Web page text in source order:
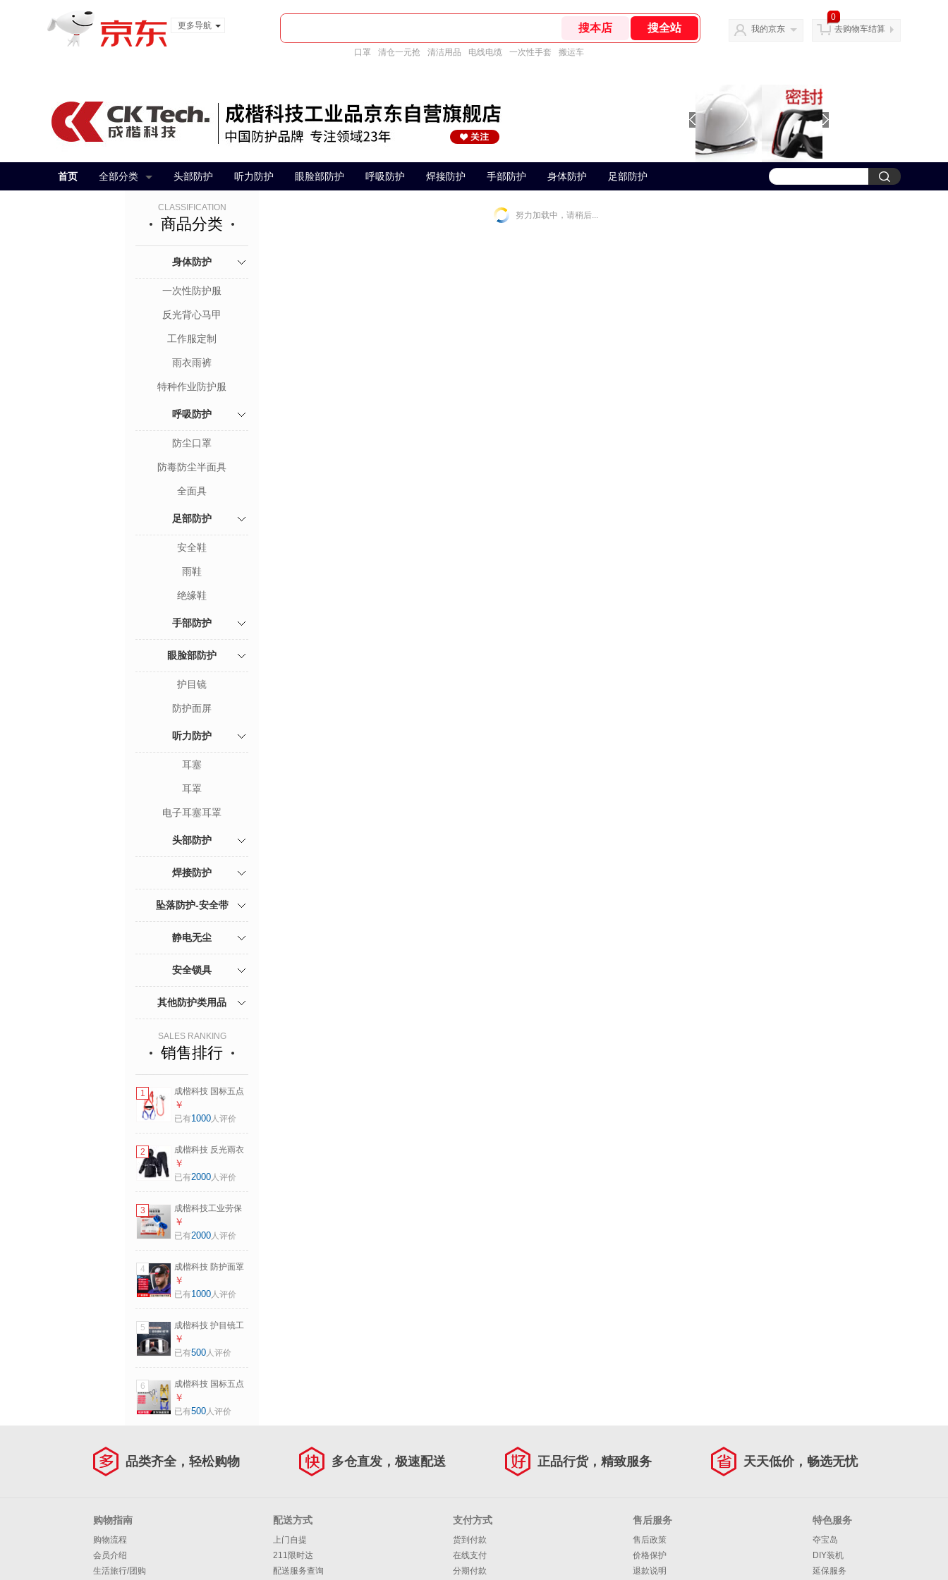
更多导航
口罩 清仓一元抢 清洁用品 电线电缆 一次性手套 搬运车
我的京东
0
去购物车结算
首页 全部分类 头部防护 听力防护 眼脸部防护 呼吸防护 焊接防护 手部防护 身体防护 足部防护
CLASSIFICATION
商品分类
身体防护
一次性防护服
反光背心马甲
工作服定制
雨衣雨裤
特种作业防护服
呼吸防护
防尘口罩
防毒防尘半面具
全面具
足部防护
安全鞋
雨鞋
绝缘鞋
手部防护
眼脸部防护
护目镜
防护面屏
听力防护
耳塞
耳罩
电子耳塞耳罩
头部防护
焊接防护
坠落防护-安全带
静电无尘
安全锁具
其他防护类用品
SALES RANKING
销售排行
1
成楷科技 国标五点
式安全带 高空作业
双大钩安全绳 CKB-
￥
已有1000人评价
2
成楷科技 反光雨衣
雨裤套装分体式 工
地双层防水劳保成
￥
已有2000人评价
3
成楷科技工业劳保
防噪音耳塞圣诞树
型带线防丢降噪隔
￥
已有2000人评价
4
成楷科技 防护面罩
工业切割打磨防飞
溅防冲击透明面屏
￥
已有1000人评价
5
成楷科技 护目镜工
业切割防飞溅 劳保
防粉尘防风防护眼
镜片 1个
￥
已有500人评价
6
成楷科技 国标五点
式安全带防坠落 双
钩 全身式高空作业
￥
已有500人评价
努力加载中，请稍后...
品类齐全，轻松购物 多仓直发，极速配送 正品行货，精致服务 天天低价，畅选无忧
购物指南
购物流程
会员介绍
生活旅行/团购
配送方式
上门自提
211限时达
配送服务查询
支付方式
货到付款
在线支付
分期付款
售后服务
售后政策
价格保护
退款说明
特色服务
夺宝岛
DIY装机
延保服务